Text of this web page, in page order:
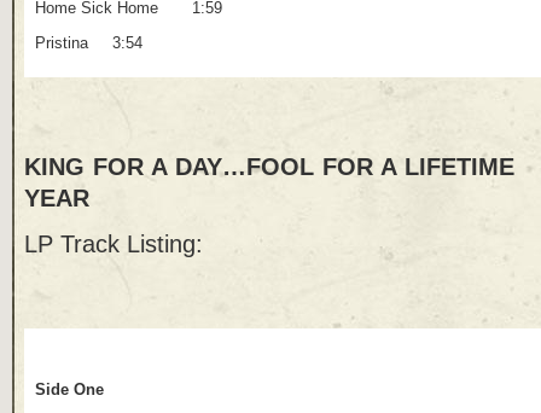
Home Sick Home 1:59
Pristina 3:54
KING FOR A DAY…FOOL FOR A
YEAR
LP Track Listing: LP
Side One